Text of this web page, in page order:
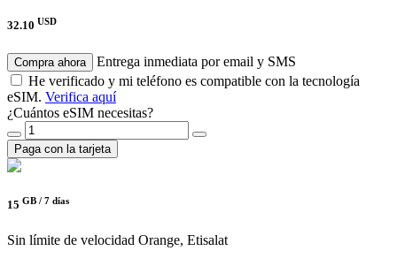
32.10 USD
Compra ahora
Entrega inmediata por email y SMS
He verificado y mi teléfono es compatible con la tecnología
eSIM. Verifica aquí
¿Cuántos eSIM necesitas?
Paga con la tarjeta
15 GB / 7 días
Sin límite de velocidad Orange, Etisalat